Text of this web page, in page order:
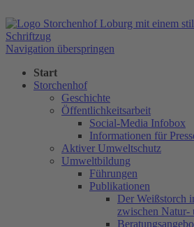
Navigation überspringen
Start
Storchenhof
Geschichte
Öffentlichkeitsarbeit
Social-Media Infobox
Informationen für
Aktiver Umweltschutz
Umweltbildung
Führungen
Publikationen
Der Weißstorch
zwischen Natur-